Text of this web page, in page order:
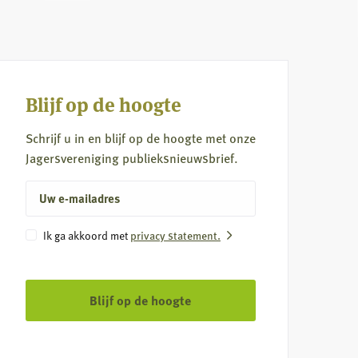
Blijf op de hoogte
Schrijf u in en blijf op de hoogte met onze
Jagersvereniging publieksnieuwsbrief.
mailadres
Instemming
Ik ga akkoord met privacy statement.